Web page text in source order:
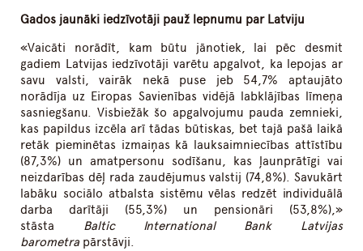
Gados jaunāki iedzīvotāji pauž lepnumu par Latviju
«Vaicāti norādīt, kam būtu jānotiek, lai pēc desmit
gadiem Latvijas iedzīvotāji varētu apgalvot, ka lepojas ar
savu valsti, vairāk nekā puse jeb 54,7% aptaujāto
norādīja uz Eiropas Savienības vidējā labklājības līmeņa
sasniegšanu. Visbiežāk šo apgalvojumu pauda zemnieki,
kas papildus izcēla arī tādas būtiskas, bet tajā pašā laikā
retāk pieminētas izmaiņas kā lauksaimniecības attīstību
(87,3%) un amatpersonu sodīšanu, kas ļaunprātīgi vai
neizdarības dēļ rada zaudējumus valstij (74,8%). Savukārt
labāku sociālo atbalsta sistēmu vēlas redzēt individuālā
darba darītāji (55,3%) un pensionāri (53,8%),»
stāsta Baltic International Bank Latvijas
barometra pārstāvji.